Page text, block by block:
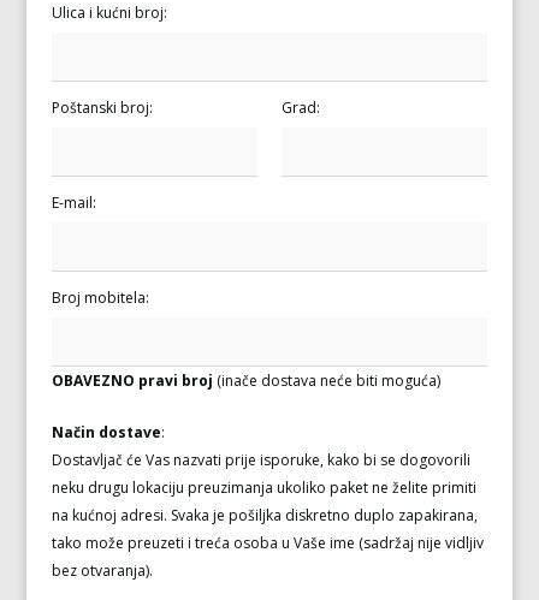
Ulica i kućni broj:
Poštanski broj: Grad:
E-mail:
Broj mobitela:
OBAVEZNO pravi broj (inače dostava neće biti moguća)
Način dostave:
Dostavljač će Vas nazvati prije isporuke, kako bi se dogovorili
neku drugu lokaciju preuzimanja ukoliko paket ne želite primiti
na kućnoj adresi. Svaka je pošiljka diskretno duplo zapakirana,
tako može preuzeti i treća osoba u Vaše ime (sadržaj nije vidljiv
bez otvaranja).